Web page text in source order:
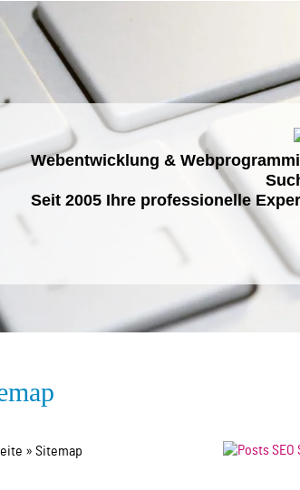
Webentwicklung &
Seit 2005 Ihre professionelle
»Sitemap